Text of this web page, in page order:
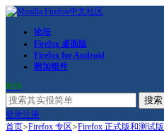
论坛
Firefox 桌面版
Firefox for Android
附加组件
RSS
搜索
登录注册
首页>Firefox 专区>Firefox 正式版和测试版